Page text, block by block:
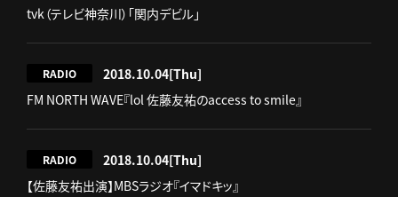
tvk（テレビ神奈川）「関内デビル」
RADIO 2018.10.04[Thu]
FM NORTH WAVE『lol 佐藤友祐のaccess to smile』
RADIO 2018.10.04[Thu]
【佐藤友祐出演】MBSラジオ『イマドキッ』